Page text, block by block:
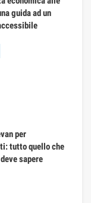
guida ad un
per
tutto quello che
sapere